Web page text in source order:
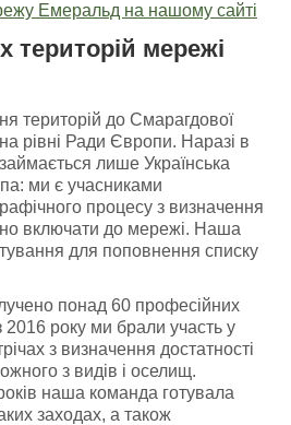
Емеральд на нашому сайті
територій мережі
територій до Смарагдової
рівні Ради Європи. Наразі в
лише Українська
ми є учасниками
процесу з визначення
включати до мережі. Наша
для поповнення списку
понад 60 професійних
2016 року ми брали участь у
з визначення достатності
з видів і оселищ.
наша команда готувала
заходах, а також